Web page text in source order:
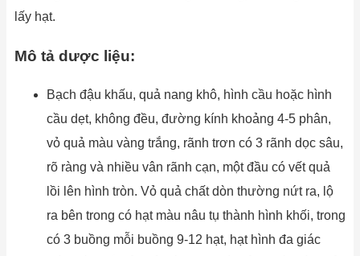
lấy hạt.
Mô tả dược liệu:
Bạch đậu khấu, quả nang khô, hình cầu hoặc hình
cầu dẹt, không đều, đường kính khoảng 4-5 phân,
vỏ quả màu vàng trắng, rãnh trơn có 3 rãnh dọc sâu,
rõ ràng và nhiều vân rãnh cạn, một đầu có vết quả
lồi lên hình tròn. Vỏ quả chất dòn thường nứt ra, lộ
ra bên trong có hạt màu nâu tụ thành hình khối, trong
có 3 buồng mỗi buồng 9-12 hạt, hạt hình đa giác